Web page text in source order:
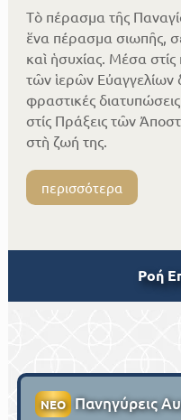
Τὸ πέρασμα τῆς
ἕνα πέρασμα σιωπῆς,
καὶ ἡσυχίας. Μέσα
τῶν ἱερῶν Εὐαγγελίων
φραστικές
στίς Πράξεις τῶν
στὴ ζωή της.
περισσότερα
Ροή
ΝΕΟ Πανηγύρεις